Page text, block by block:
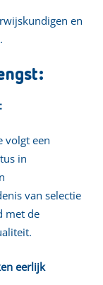
en
volgt een
in
van selectie
met de
eerlijk